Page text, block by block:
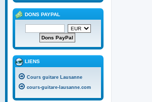
DONS PAYPAL
LIENS
Cours guitare Lausanne
cours-guitare-lausanne.com